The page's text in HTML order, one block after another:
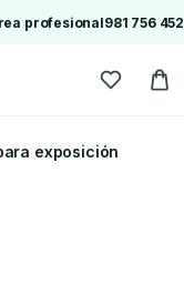
profesional981 756 452
exposición